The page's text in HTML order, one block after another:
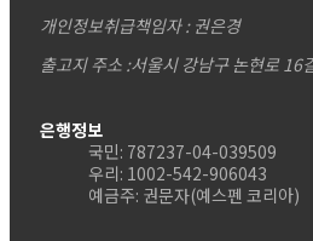
개인정보취급책임자 : 권은경
출고지 주소 :서울시 강남구 논현로 16
은행정보
국민: 787237-04-039509
우리: 1002-542-906043
예금주: 권문자(예스펜 코리아)